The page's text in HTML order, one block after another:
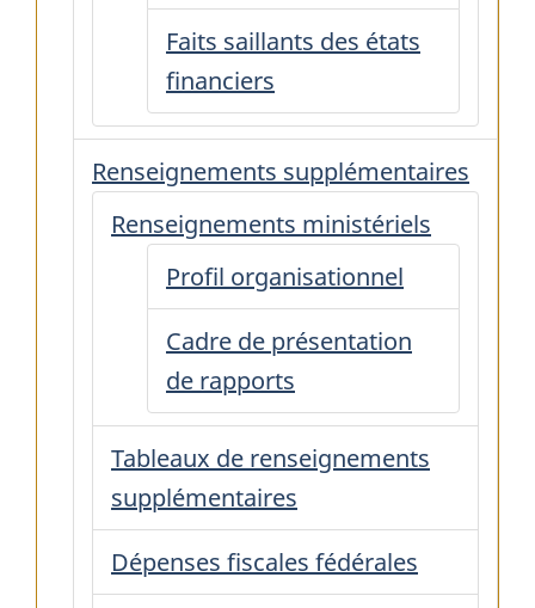
Faits saillants des états
financiers
Renseignements supplémentaires
Renseignements ministériels
Profil organisationnel
Cadre de présentation
de rapports
Tableaux de renseignements
supplémentaires
Dépenses fiscales fédérales